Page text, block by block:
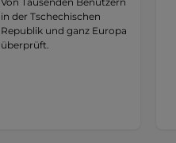
in der Tschechischen
Republik und ganz Europa
überprüft.